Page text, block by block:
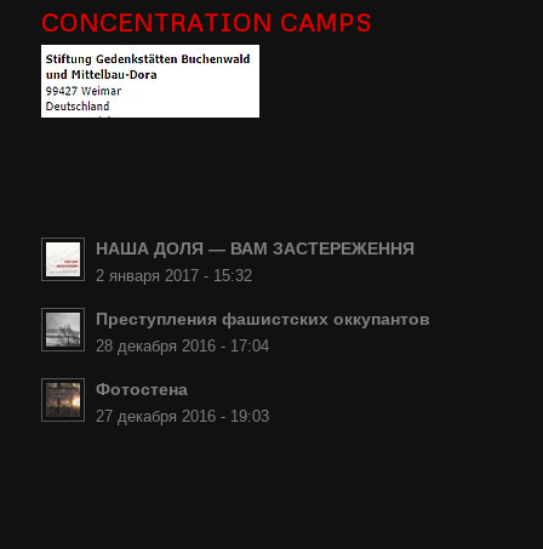
CONCENTRATION CAMPS
НАША ДОЛЯ — ВАМ ЗАСТЕРЕЖЕННЯ
2 января 2017 - 15:32
Преступления фашистских оккупантов
28 декабря 2016 - 17:04
Фотостена
27 декабря 2016 - 19:03